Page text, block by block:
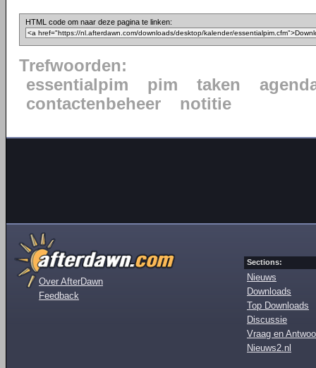
HTML code om naar deze pagina te linken:
Trefwoorden:
essentialpim
pim taken
contactenbeheer
notitie
Over AfterDawn
Feedback
Sections:
Nieuws
Downloads
Top Downloads
Discussie
Vraag en
Nieuws2.nl